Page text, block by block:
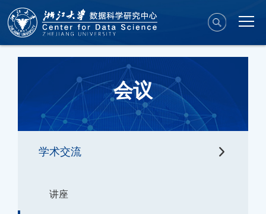
会议
学术交流
讲座